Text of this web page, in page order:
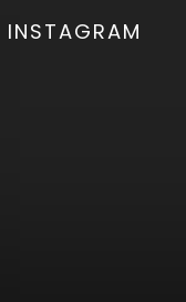
INSTAGRAM